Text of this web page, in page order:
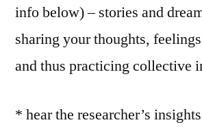
info below) – stories and
sharing your thoughts,
and thus practicing collective
* hear the researcher’s